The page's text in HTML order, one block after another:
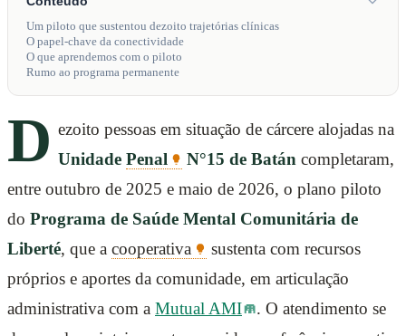
Um piloto que sustentou dezoito trajetórias clínicas
O papel-chave da conectividade
O que aprendemos com o piloto
Rumo ao programa permanente
D ezoito pessoas em situação de cárcere alojadas na
Unidade Penal N°15 de Batán completaram,
entre outubro de 2025 e maio de 2026, o plano piloto
do Programa de Saúde Mental Comunitária de
Liberté, que a cooperativa
sustenta com recursos
próprios e aportes da comunidade, em articulação
administrativa com a Mutual AMI
. O atendimento se